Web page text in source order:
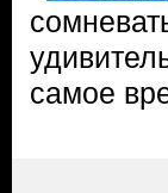
самое